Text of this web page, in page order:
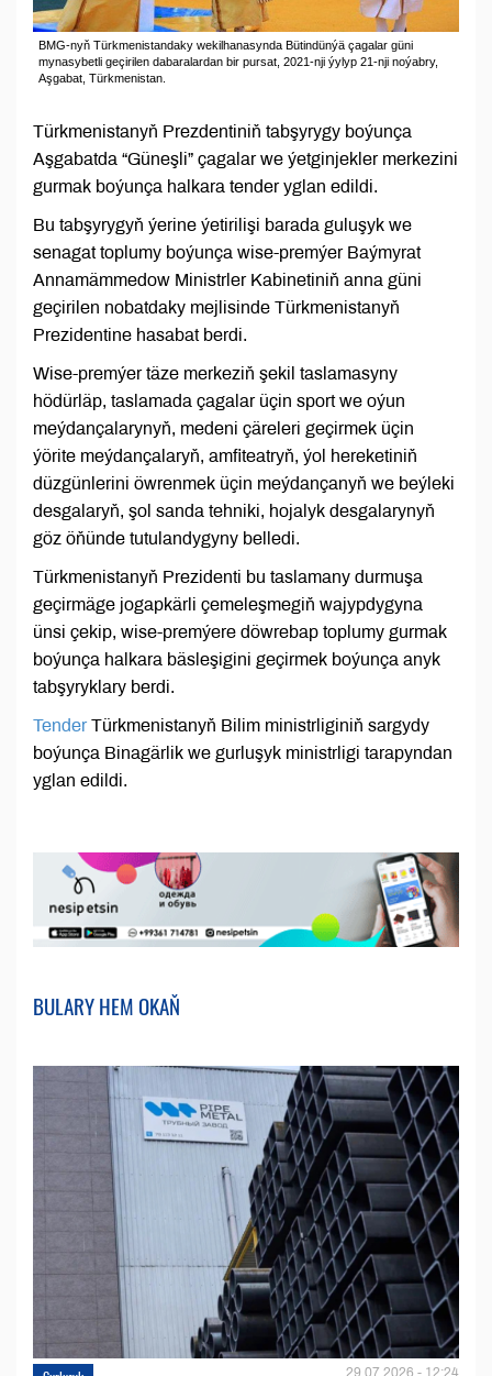
BMG-nyň Türkmenistandaky wekilhanasynda Bütindünýä çagalar güni
mynasybetli geçirilen dabaralardan bir pursat, 2021-nji ýylyp 21-nji noýabry,
Aşgabat, Türkmenistan.
Türkmenistanyň Prezdentiniň tabşyrygy boýunça
Aşgabatda “Güneşli” çagalar we ýetginjekler merkezini
gurmak boýunça halkara tender yglan edildi.
Bu tabşyrygyň ýerine ýetirilişi barada guluşyk we
senagat toplumy boýunça wise-premýer Baýmyrat
Annamämmedow Ministrler Kabinetiniň anna güni
geçirilen nobatdaky mejlisinde Türkmenistanyň
Prezidentine hasabat berdi.
Wise-premýer täze merkeziň şekil taslamasyny
hödürläp, taslamada çagalar üçin sport we oýun
meýdançalarynyň, medeni çäreleri geçirmek üçin
ýörite meýdançalaryň, amfiteatryň, ýol hereketiniň
düzgünlerini öwrenmek üçin meýdançanyň we beýleki
desgalaryň, şol sanda tehniki, hojalyk desgalarynyň
göz öňünde tutulandygyny belledi.
Türkmenistanyň Prezidenti bu taslamany durmuşa
geçirmäge jogapkärli çemeleşmegiň wajypdygyna
ünsi çekip, wise-premýere döwrebap toplumy gurmak
boýunça halkara bäsleşigini geçirmek boýunça anyk
tabşyryklary berdi.
TenderTürkmenistanyň Bilim ministrliginiň sargydy
boýunça Binagärlik we gurluşyk ministrligi tarapyndan
yglan edildi.
BULARY HEM OKAŇ
29.07.2026 - 12:24